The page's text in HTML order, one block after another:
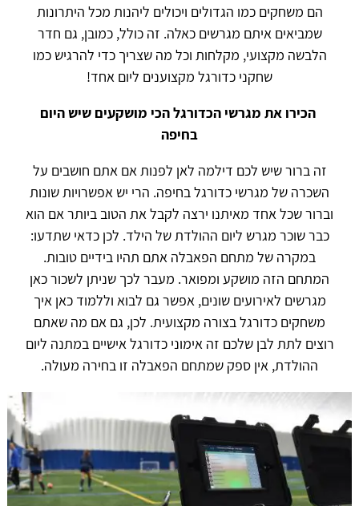
הם משחקים כמו הגדולים ויכולים ליהנות מכל היתרונות
שמביאים איתם מגרשים כאלה. זה כולל, כמובן, גם חדר
הלבשה מקצועי, מקלחות וכל מה שצריך כדי להרגיש כמו
שחקני כדורגל מקצוענים ליום אחד!
הכירו את מגרשי הכדורגל הכי מושקעים שיש היום
בחיפה
זה ברור שיש לכם דילמה לאן לפנות אם אתם חושבים על
השכרה של מגרשי כדורגל בחיפה. הרי יש אפשרויות שונות
וברור שכל אחד מאיתנו ירצה לקבל את הטוב ביותר אם הוא
כבר שוכר מגרש ליום ההולדת של הילד. לכן כדאי שתדעו:
במקרה של מתחם הפאבלה אתם תהיו בידיים טובות.
המתחם הזה מושקע ומפואר. מעבר לכך שניתן לשכור כאן
מגרשים לאירועים שונים, אפשר גם לבוא וללמוד כאן איך
משחקים כדורגל בצורה מקצועית. לכן, גם אם מה שאתם
רוצים לתת לבן שלכם זה אימוני כדורגל אישיים במתנה ליום
ההולדת, אין ספק שמתחם הפאבלה זו בחירה מעולה.